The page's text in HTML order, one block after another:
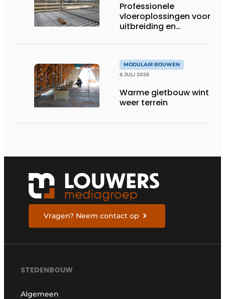
Professionele
vloeroplossingen voor
uitbreiding en
MODULAIR BOUWEN
6 JULI 2026
Warme gietbouw wint
weer terrein
Vragen? Neem contact op
STEDENBOUW
Algemeen